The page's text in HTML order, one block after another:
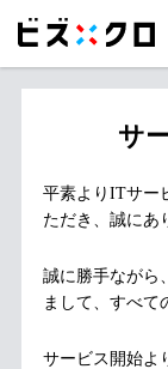
サ
平素よりITサー
ただき、誠にあ
誠に勝手ながら
まして、すべて
サービス開始よ